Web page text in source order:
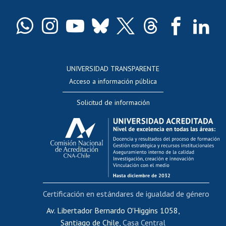
Docentes
Evaluación docente
Calificación académica
Postulación al AUCAI
Funcionarias/os
Cursos internos de capacitación
Bienestar del personal
Portal de movilidad interna
Certificado de renta
Certificado de renta honorarios
UNIVERSIDAD TRANSPARENTE
Acceso a información pública
Solicitud de información
Av. Libertador Bernardo O'Higgins 1058,
Santiago de Chile, Casa Central
Certificación en estándares de igualdad de género